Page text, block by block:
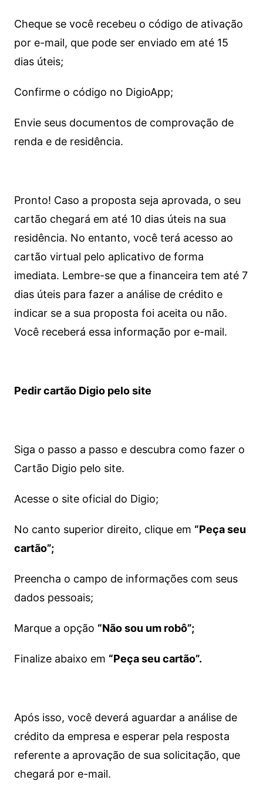
Cheque se você recebeu o código de ativação
por e-mail, que pode ser enviado em até 15
dias úteis;
Confirme o código no DigioApp;
Envie seus documentos de comprovação de
renda e de residência.
Pronto! Caso a proposta seja aprovada, o seu
cartão chegará em até 10 dias úteis na sua
residência. No entanto, você terá acesso ao
cartão virtual pelo aplicativo de forma
imediata. Lembre-se que a financeira tem até 7
dias úteis para fazer a análise de crédito e
indicar se a sua proposta foi aceita ou não.
Você receberá essa informação por e-mail.
Pedir cartão Digio pelo site
Siga o passo a passo e descubra como fazer o
Cartão Digio pelo site.
Acesse o site oficial do Digio;
No canto superior direito, clique em “Peça seu
cartão”;
Preencha o campo de informações com seus
dados pessoais;
Marque a opção “Não sou um robô”;
Finalize abaixo em “Peça seu cartão”.
Após isso, você deverá aguardar a análise de
crédito da empresa e esperar pela resposta
referente a aprovação de sua solicitação, que
chegará por e-mail.